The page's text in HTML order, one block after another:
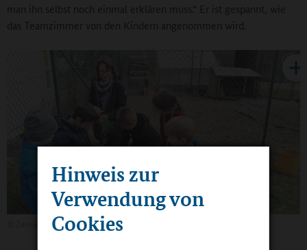
Hinweis zur
Verwendung von
Cookies
man ihn selbst noch einmal erklären muss.“ Er ist gespannt, wie
das Teamzimmer von den Kindern angenommen wird.
Zenneckschule